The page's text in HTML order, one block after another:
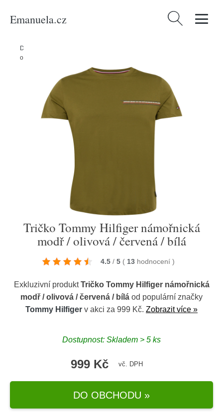
Emanuela.cz Vyhledávání
Domů
olivová / červená / bílá
Tričko Tommy Hilfiger námořnická
modř / olivová / červená / bílá
4.5 / 5 ( 13 hodnocení )
Exkluzivní produktTričko Tommy Hilfiger námořnická
modř / olivová / červená / bílá od populární značky
Tommy Hilfiger v akci za 999 Kč. Zobrazit více »
Dostupnost: Skladem > 5 ks
999 Kč vč. DPH
DO OBCHODU »